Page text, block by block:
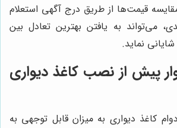
قیمت‌ها از طریق درج آگهی استعلام
می‌تواند به یافتن بهترین تعادل بین
نماید.
پیش از نصب کاغذ دیواری
کاغذ دیواری به میزان قابل توجهی به